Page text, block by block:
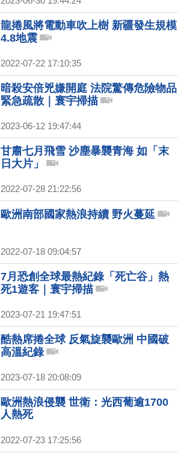
龍捲風將電動車吹上樹 新疆發生規模
4.8地震
2022-07-22 17:10:35
暗殺安倍兇嫌開庭 法院驚傳危險物品
緊急疏散｜寰宇掃描
2023-06-12 19:47:44
甘肅七月飛雪 沙塵暴襲青海 如「末
日大片」
2022-07-28 21:22:56
歐洲南部國家熱浪持續 野火蔓延
2022-07-18 09:04:57
7月恐創全球最熱紀錄「死亡谷」熱
死1遊客｜寰宇掃描
2023-07-21 19:47:51
酷熱席捲全球 反氣旋襲歐洲 中國破
高溫紀錄
2023-07-18 20:08:09
歐洲熱浪侵襲 世衛：光西葡逾1700
人熱死
2022-07-23 17:25:56